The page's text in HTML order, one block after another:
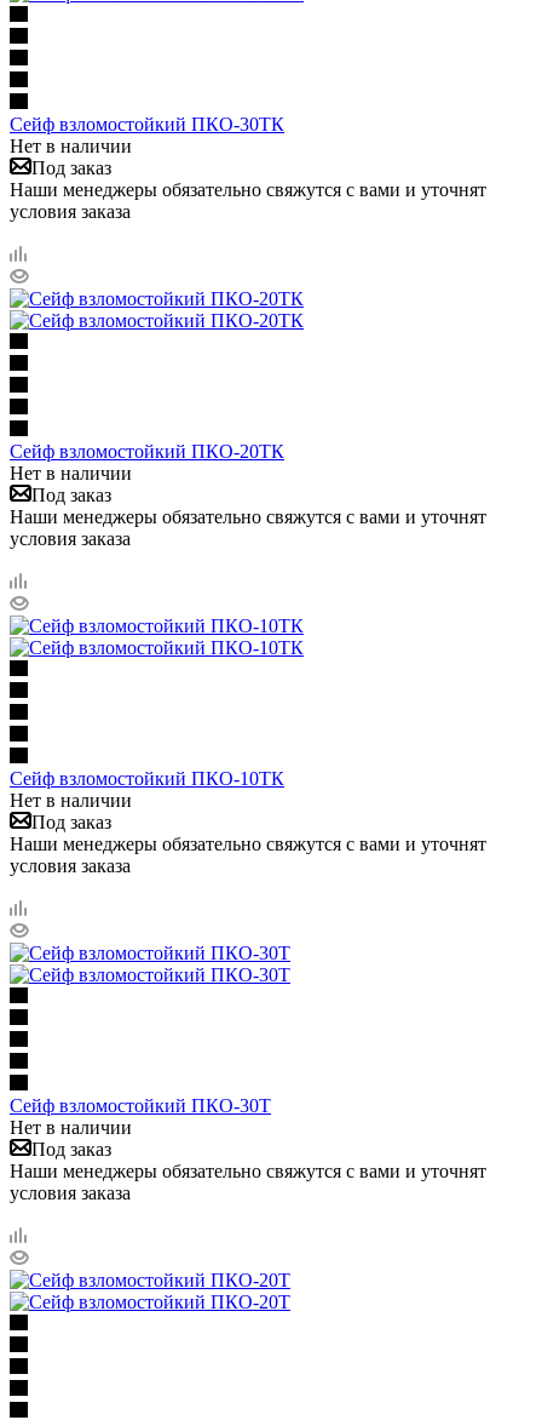
Сейф взломостойкий ПКО-30ТК
Нет в наличии
Под заказ
Наши менеджеры обязательно свяжутся с вами и уточнят
условия заказа
Сейф взломостойкий ПКО-20ТК
Нет в наличии
Под заказ
Наши менеджеры обязательно свяжутся с вами и уточнят
условия заказа
Сейф взломостойкий ПКО-10ТК
Нет в наличии
Под заказ
Наши менеджеры обязательно свяжутся с вами и уточнят
условия заказа
Сейф взломостойкий ПКО-30Т
Нет в наличии
Под заказ
Наши менеджеры обязательно свяжутся с вами и уточнят
условия заказа